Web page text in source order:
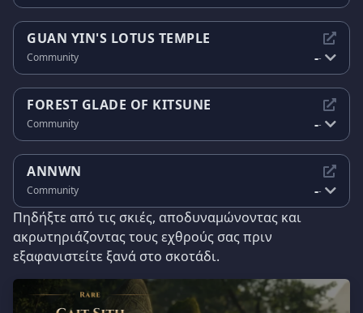
GUAN YIN'S LOTUS TEMPLE
Community --
FOREST GLADE OF KITSUNE
Community --
ANNWN
Community --
Πηδήξτε από τις σκιές, αποδυναμώνοντας και
ακρωτηριάζοντας τους εχθρούς σας πριν
εξαφανιστείτε ξανά στο σκοτάδι.